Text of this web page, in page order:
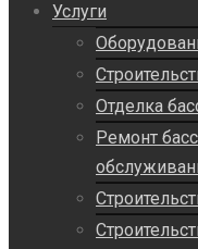
Услуги
Отделка
Ремонт